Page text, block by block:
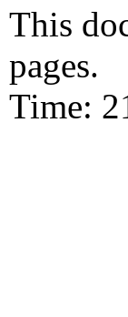
This
pages.
Time: